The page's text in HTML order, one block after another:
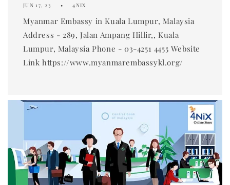
JUN 17, 23 4NIX
Myanmar Embassy in Kuala Lumpur, Malaysia
Address - 289, Jalan Ampang Hillir,, Kuala
Lumpur, Malaysia Phone - 03-4251 4455 Website
Link https://www.myanmarembassykl.org/